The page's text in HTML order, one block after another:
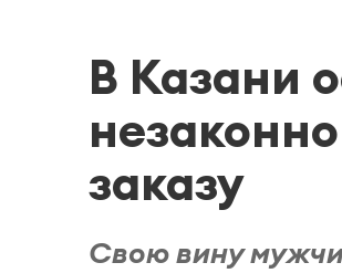
В Казани
заказу
Свою вину